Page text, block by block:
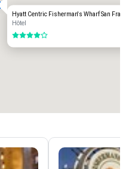
Hyatt Centric Fisherman's Wharf San
Hôtel
4 sur 5